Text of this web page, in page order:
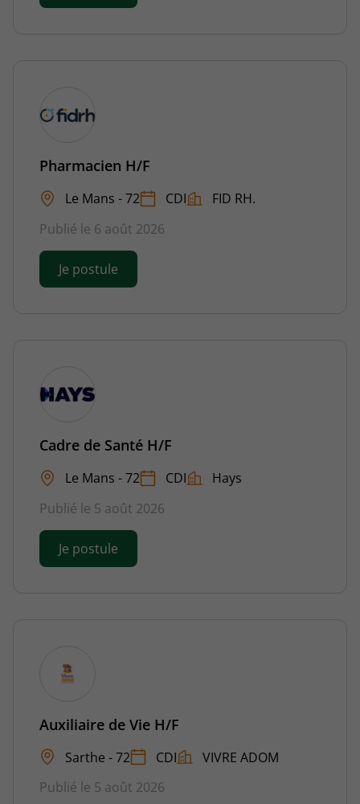
Pharmacien H/F
Le Mans - 72 CDI
FID RH.
Publié le 6 août 2026
Je postule
Cadre de Santé H/F
Le Mans - 72 CDI
Hays
Publié le 5 août 2026
Je postule
Auxiliaire de Vie H/F
Sarthe - 72 CDI
VIVRE ADOM
Publié le 5 août 2026